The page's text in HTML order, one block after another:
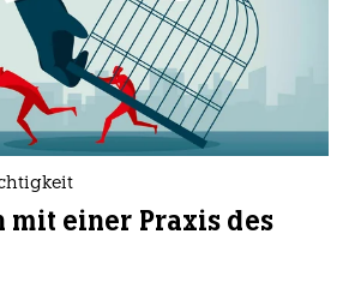
mit einer Praxis des